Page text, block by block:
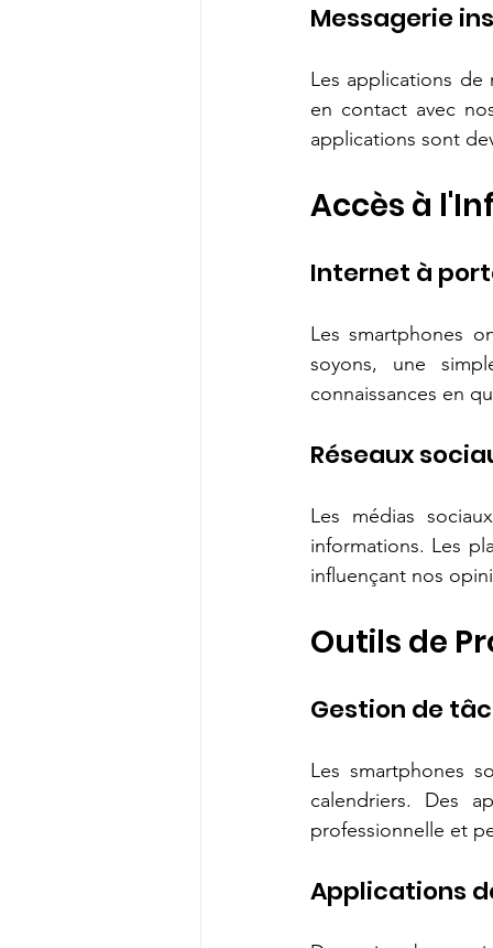
Messagerie
Les applications de
en contact avec
applications sont
Accès à
Internet à
Les smartphones
soyons, une
connaissances en
Réseaux
Les médias
informations. Les
influençant nos
Outils de
Gestion de
Les smartphones
calendriers. Des
professionnelle et
Applications